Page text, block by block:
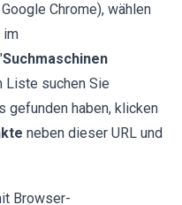
Chrome), wählen
im
Suchmaschinen
Liste suchen Sie
gefunden haben, klicken
neben dieser URL und
Browser-